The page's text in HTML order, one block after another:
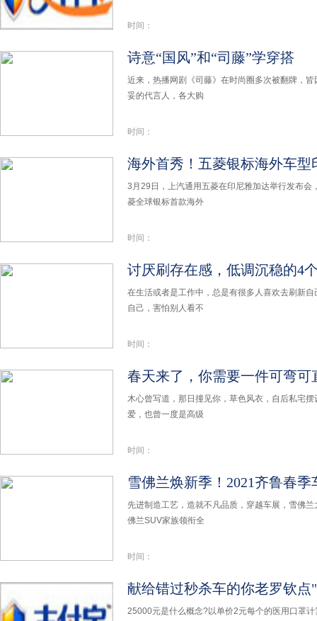
时间：
诗意“国风”和“司藤”学穿搭
近来，热播网剧《司藤》在时尚圈多次被翻牌，
妥的代言人，各大购
时间：
海外首秀！五菱银标海外车型
3月29日，上汽通用五菱在印尼雅加达举行发布
菱全球银标首款海外
时间：
讨厌刷存在感，低调沉稳的4
在生活或者是工作中，总是有很多人喜欢去刷新
自己，害怕别人看不
时间：
春天来了，你需要一件可弯可
木心曾写道，那日撞见你，草色风衣，自后私宅
爱，也曾一度是高级
时间：
雪佛兰焕新季！2021齐鲁春
先进制造工艺，造就不凡品质，穿越车展，雪佛
佛兰SUV家族领衔全
时间：
25000元是什么概念?以单价2元每个的医用口罩